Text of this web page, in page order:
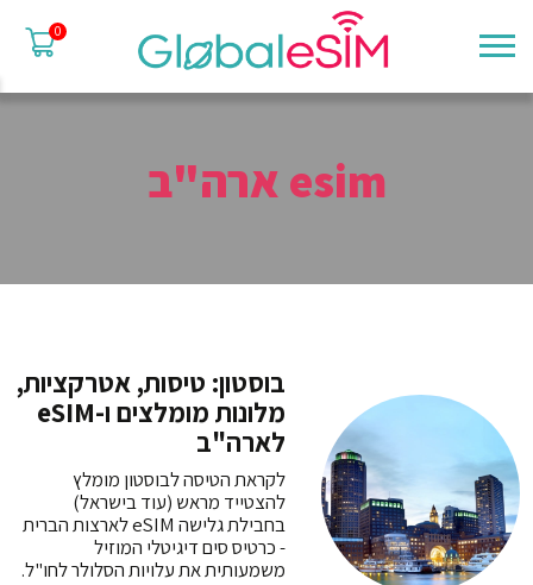
0
esim ארה"ב
בוסטון: טיסות, אטרקציות,
מלונות מומלצים ו-eSIM
לארה"ב
לקראת הטיסה לבוסטון מומלץ
להצטייד מראש (עוד בישראל)
בחבילת גלישה eSIM לארצות הברית
- כרטיס סים דיגיטלי המוזיל
משמעותית את עלויות הסלולר לחו"ל.